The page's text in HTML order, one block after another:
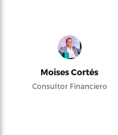
Moises Cortés
Consultor Financiero